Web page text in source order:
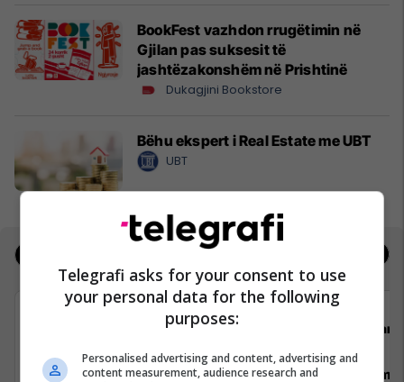
BookFest vazhdon rrugëtimin në
Gjilan pas suksesit të
jashtëzakonshëm në Prishtinë
Dukagjini Bookstore
Bëhu ekspert i Real Estate me UBT
UBT
Recepsioniste Vozitës
Telegrafi asks for your consent to use
your personal data for the following
purposes:
Personalised advertising and content, advertising and
content measurement, audience research and